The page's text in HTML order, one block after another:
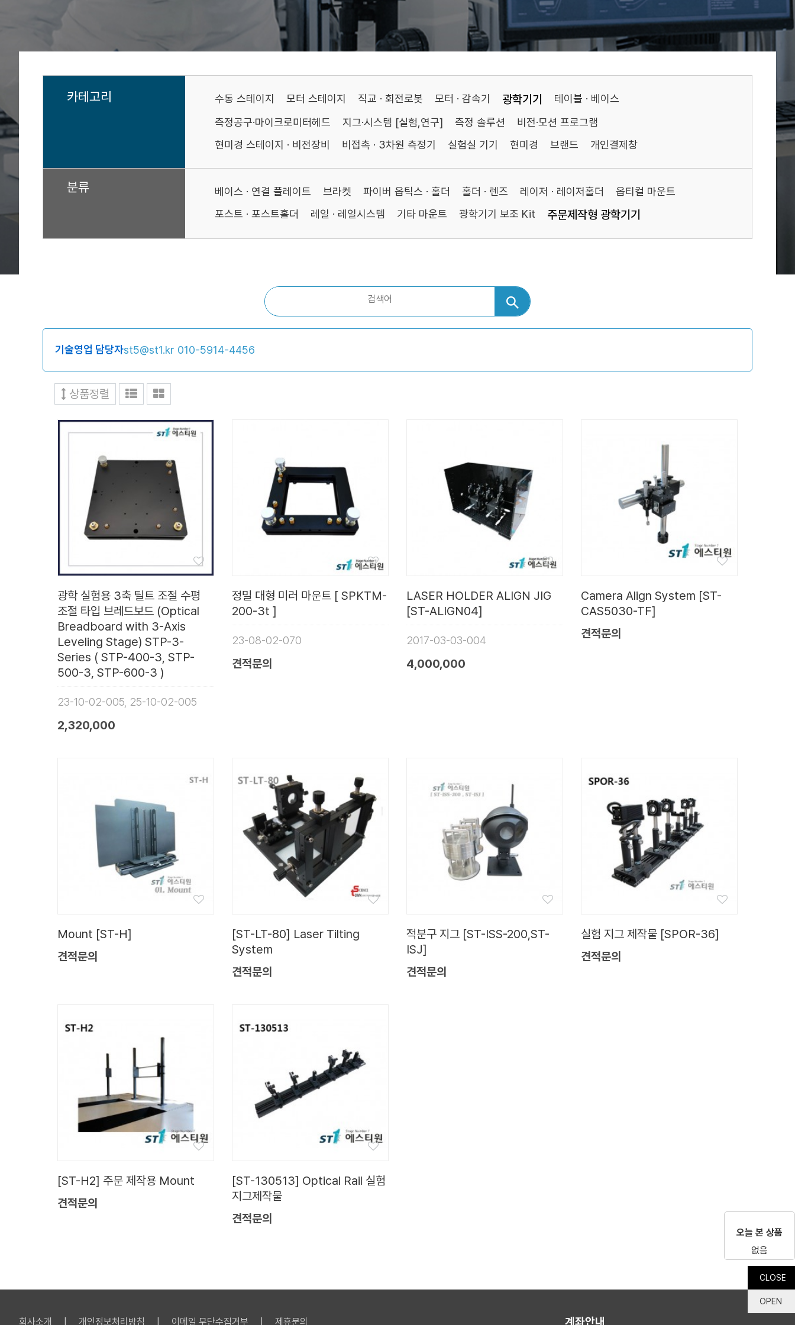
카테고리 수동 스테이지 모터 스테이지 직교 · 회전로봇 모터 · 감속기 광학기기
테이블 · 베이스
측정공구·마이크로미터헤드
지그·시스템 [실험,연구] 측정 솔루션
비전·모션 프로그램
현미경 스테이지 · 비전장비
비접촉 · 3차원 측정기 실험실 기기 현미경 브랜드 개인결제창
분류 베이스 · 연결 플레이트 브라켓 파이버 옵틱스 · 홀더 홀더 · 렌즈 레이저 · 레이저홀더
옵티컬 마운트
포스트 · 포스트홀더
레일 · 레일시스템 기타 마운트 광학기기 보조 Kit 주문제작형 광학기기
기술영업 담당자st5@st1.kr 010-5914-4456
상품정렬
광학 실험용 3축 틸트 조절 수평
조절 타입 브레드보드 (Optical
Breadboard with 3-Axis
Leveling Stage) STP-3-
Series ( STP-400-3, STP-
500-3, STP-600-3 )
23-10-02-005, 25-10-02-005
2,320,000
정밀 대형 미러 마운트 [ SPKTM-
200-3t ]
23-08-02-070
견적문의
LASER HOLDER ALIGN JIG
[ST-ALIGN04]
2017-03-03-004
4,000,000
Camera Align System [ST-
CAS5030-TF]
견적문의
Mount [ST-H]
견적문의
[ST-LT-80] Laser Tilting
System
견적문의
적분구 지그 [ST-ISS-200,ST-
ISJ]
견적문의
실험 지그 제작물 [SPOR-36]
견적문의
[ST-H2] 주문 제작용 Mount
견적문의
[ST-130513] Optical Rail 실험
지그제작물
견적문의
회사소개 개인정보처리방침 이메일 무단수집거부 제휴문의 계좌안내
CLOSE
OPEN
오늘 본 상품
없음